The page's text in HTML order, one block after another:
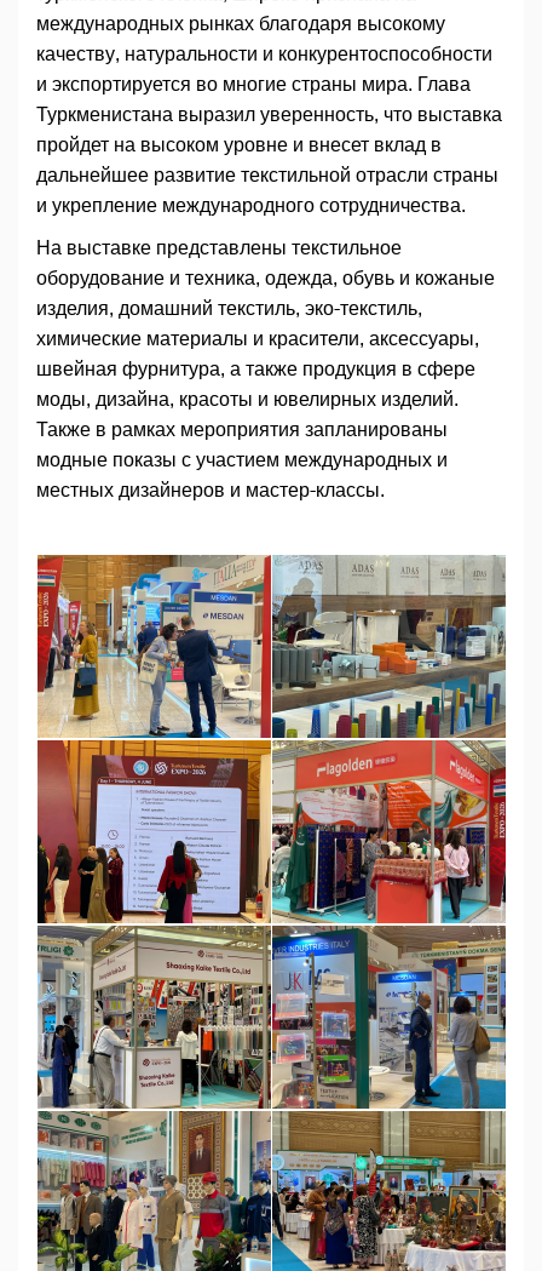
международных рынках благодаря высокому
качеству, натуральности и конкурентоспособности
и экспортируется во многие страны мира. Глава
Туркменистана выразил уверенность, что выставка
пройдет на высоком уровне и внесет вклад в
дальнейшее развитие текстильной отрасли страны
и укрепление международного сотрудничества.
На выставке представлены текстильное
оборудование и техника, одежда, обувь и кожаные
изделия, домашний текстиль, эко-текстиль,
химические материалы и красители, аксессуары,
швейная фурнитура, а также продукция в сфере
моды, дизайна, красоты и ювелирных изделий.
Также в рамках мероприятия запланированы
модные показы с участием международных и
местных дизайнеров и мастер-классы.